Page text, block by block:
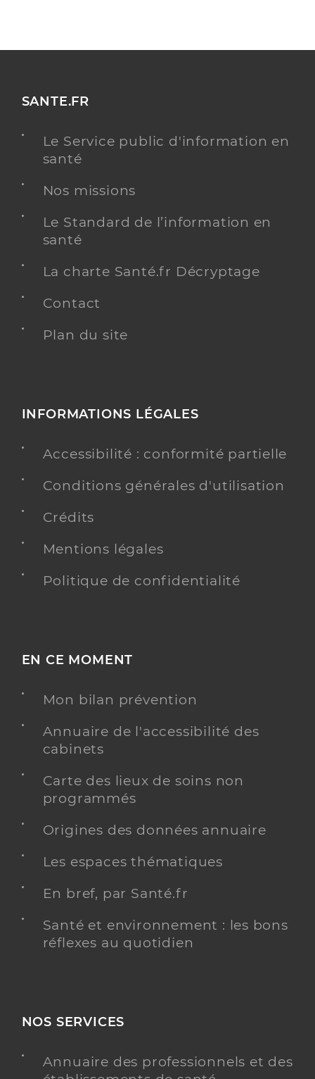
SANTE.FR
Le Service public d'information en
santé
Nos missions
Le Standard de l’information en
santé
La charte Santé.fr Décryptage
Contact
Plan du site
INFORMATIONS LÉGALES
Accessibilité : conformité partielle
Conditions générales d'utilisation
Crédits
Mentions légales
Politique de confidentialité
EN CE MOMENT
Mon bilan prévention
Annuaire de l'accessibilité des
cabinets
Carte des lieux de soins non
programmés
Origines des données annuaire
Les espaces thématiques
En bref, par Santé.fr
Santé et environnement : les bons
réflexes au quotidien
NOS SERVICES
Annuaire des professionnels et des